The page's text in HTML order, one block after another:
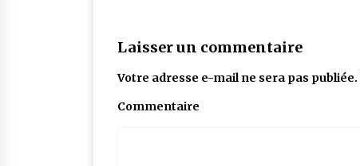
Laisser un commentaire
Votre adresse e-mail ne sera pas publiée.
Commentaire